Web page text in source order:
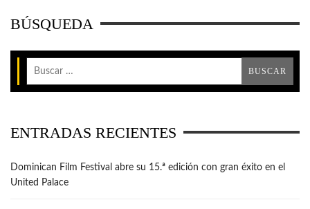
BÚSQUEDA
ENTRADAS RECIENTES
Dominican Film Festival abre su 15.ª edición con gran éxito en el
United Palace